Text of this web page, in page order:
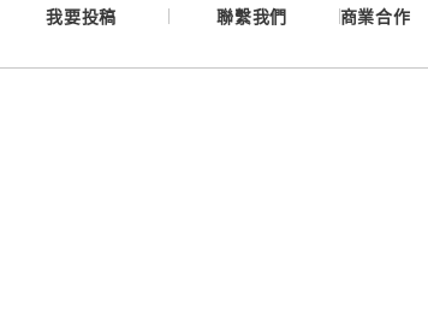
繼續表示您已同意 服務
我要投稿 聯繫我們 商業合作